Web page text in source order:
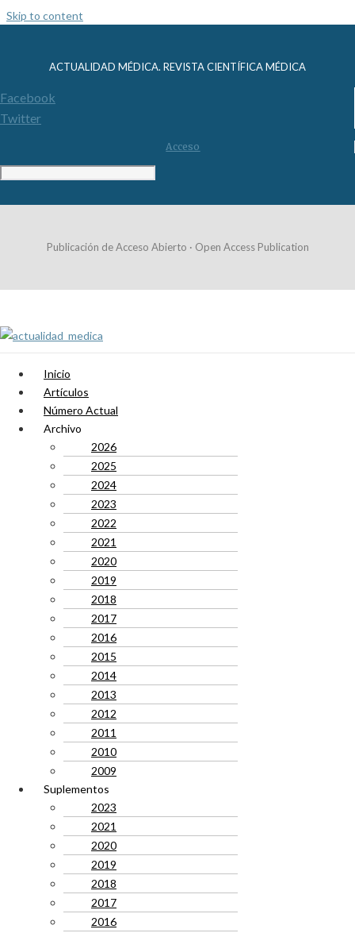
Skip to content
ACTUALIDAD MÉDICA. REVISTA CIENTÍFICA MÉDICA
Facebook
Twitter
Acceso
Publicación de Acceso Abierto · Open Access Publication
Inicio
Artículos
Número Actual
Archivo
2026
2025
2024
2023
2022
2021
2020
2019
2018
2017
2016
2015
2014
2013
2012
2011
2010
2009
Suplementos
2023
2021
2020
2019
2018
2017
2016